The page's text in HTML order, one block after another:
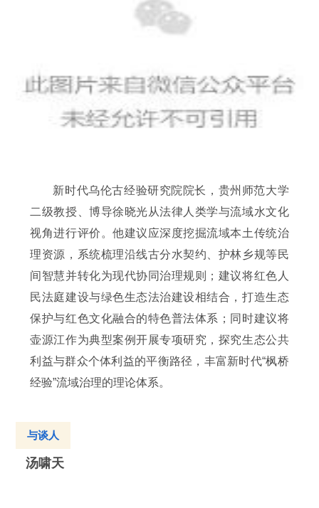
新时代乌伦古经验研究院院长，贵州师范大学
二级教授、博导徐晓光从法律人类学与流域水文化
视角进行评价。他建议应深度挖掘流域本土传统治
理资源，系统梳理沿线古分水契约 、护林乡规等民
间智慧并转化为现代协同治理规则；建议将红色人
民法庭建设与绿色生态法治建设相结合，打造生态
保护与红色文化融合的特色普法体系；同时建议将
壶源江作为典型案例开展专项研究，探究生态公共
利益与群众个体利益的平衡路径，丰富新时代“枫桥
经验”流域治理的理论体系。
与谈人
汤啸天